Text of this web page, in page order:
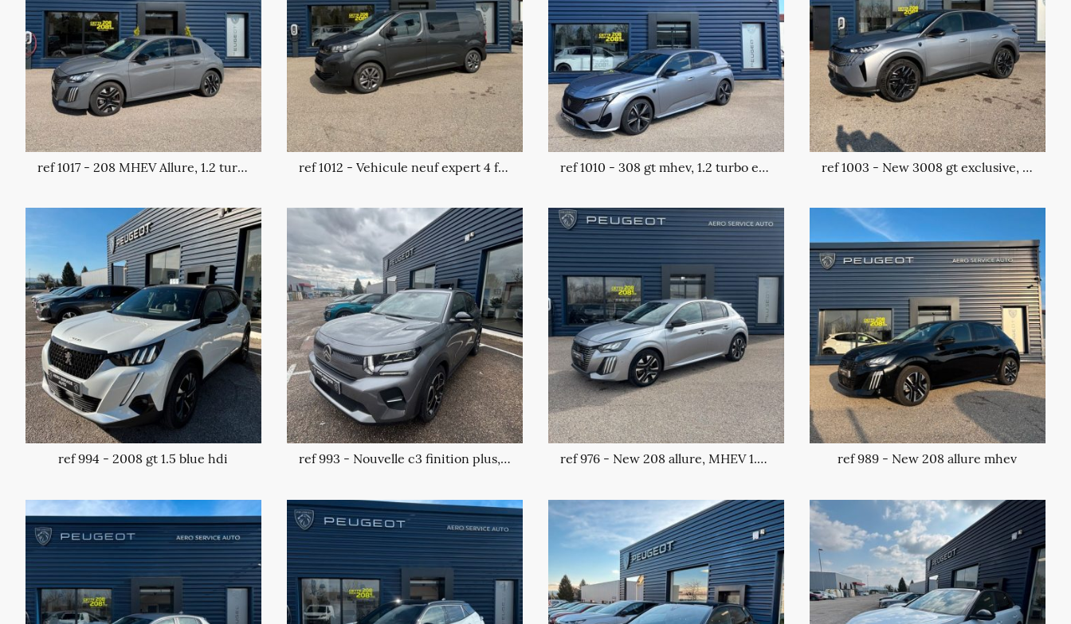
ref 1017 - 208 MHEV Allure, 1.2 turbo essence/électrique ref 1012 - Vehicule neuf expert 4 fourgon taille l2, 2.0 blue hdi ref 1010 - 308 gt mhev, 1.2 turbo essence/electrique ref 1003 - New 3008 gt exclusive, 1.2 turbo mhev
ref 994 - 2008 gt 1.5 blue hdi ref 993 - Nouvelle c3 finition plus, 1.2 turbo essence ref 976 - New 208 allure, MHEV 1.2 turbo essence ref 989 - New 208 allure mhev